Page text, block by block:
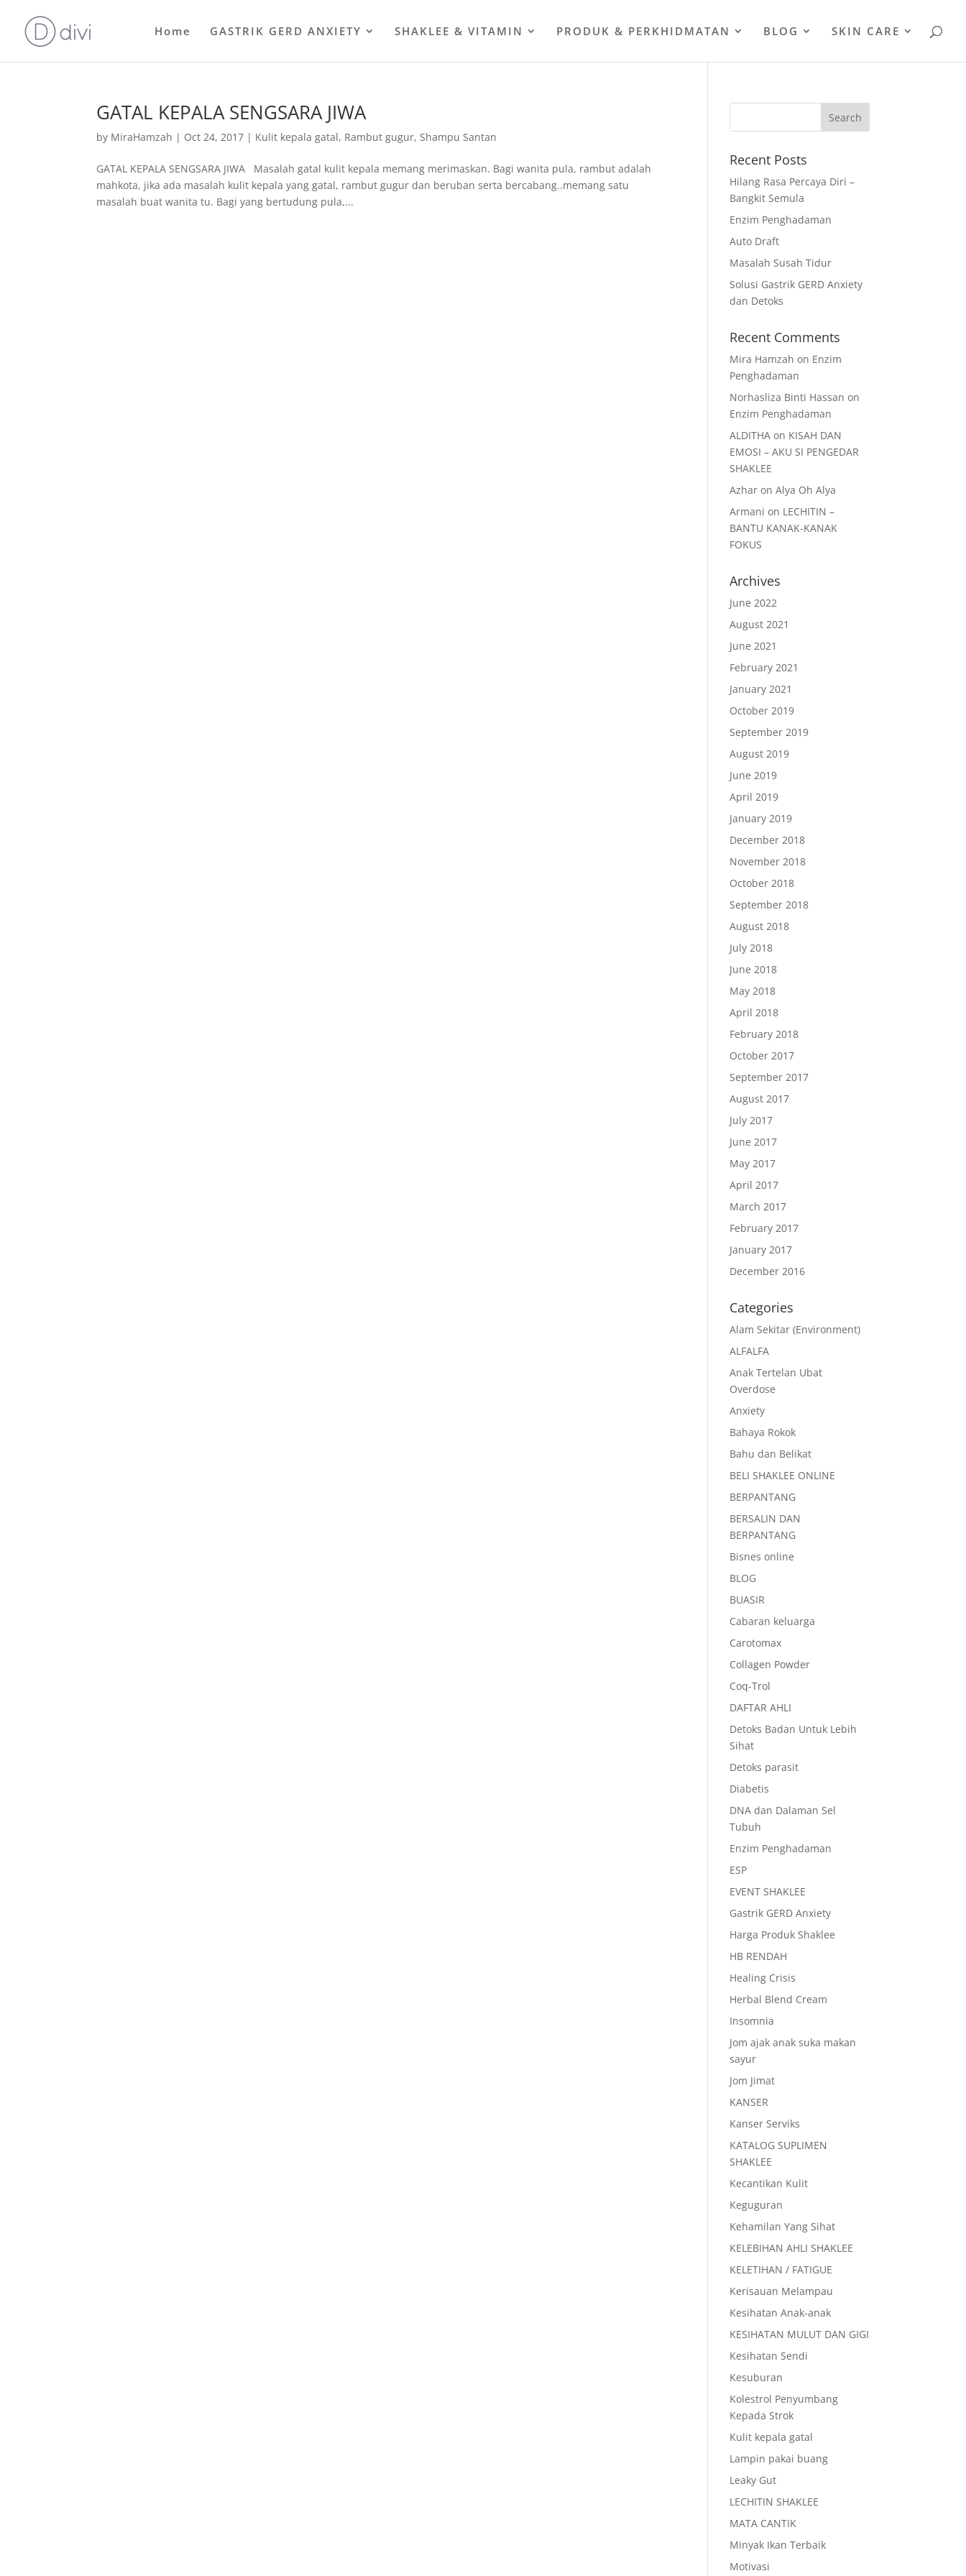
Home GASTRIK GERD ANXIETY SHAKLEE & VITAMIN PRODUK & PERKHIDMATAN BLOG SKIN CARE
GATAL KEPALA SENGSARA JIWA
by MiraHamzah | Oct 24, 2017 | Kulit kepala gatal, Rambut gugur,Shampu Santan
GATAL KEPALA SENGSARA JIWA Masalah gatal kulit kepala memang merimaskan. Bagi wanita pula, rambut adalah
mahkota, jika ada masalah kulit kepala yang gatal, rambut gugur dan beruban serta bercabang..memang satu
masalah buat wanita tu. Bagi yang bertudung pula,...
Recent Posts
Hilang Rasa Percaya Diri –
Bangkit Semula
Enzim Penghadaman
Auto Draft
Masalah Susah Tidur
Solusi Gastrik GERD Anxiety
dan Detoks
Recent Comments
Mira Hamzah on Enzim
Penghadaman
Norhasliza Binti Hassan on
Enzim Penghadaman
ALDITHA on KISAH DAN
EMOSI – AKU SI PENGEDAR
SHAKLEE
Azhar onAlya Oh Alya
Armani on LECHITIN –
BANTU KANAK-KANAK
FOKUS
Archives
June 2022
August 2021
June 2021
February 2021
January 2021
October 2019
September 2019
August 2019
June 2019
April 2019
January 2019
December 2018
November 2018
October 2018
September 2018
August 2018
July 2018
June 2018
May 2018
April 2018
February 2018
October 2017
September 2017
August 2017
July 2017
June 2017
May 2017
April 2017
March 2017
February 2017
January 2017
December 2016
Categories
Alam Sekitar (Environment)
ALFALFA
Anak Tertelan Ubat
Overdose
Anxiety
Bahaya Rokok
Bahu dan Belikat
BELI SHAKLEE ONLINE
BERPANTANG
BERSALIN DAN
BERPANTANG
Bisnes online
BLOG
BUASIR
Cabaran keluarga
Carotomax
Collagen Powder
Coq-Trol
DAFTAR AHLI
Detoks Badan Untuk Lebih
Sihat
Detoks parasit
Diabetis
DNA dan Dalaman Sel
Tubuh
Enzim Penghadaman
ESP
EVENT SHAKLEE
Gastrik GERD Anxiety
Harga Produk Shaklee
HB RENDAH
Healing Crisis
Herbal Blend Cream
Insomnia
Jom ajak anak suka makan
sayur
Jom Jimat
KANSER
Kanser Serviks
KATALOG SUPLIMEN
SHAKLEE
Kecantikan Kulit
Keguguran
Kehamilan Yang Sihat
KELEBIHAN AHLI SHAKLEE
KELETIHAN / FATIGUE
Kerisauan Melampau
Kesihatan Anak-anak
KESIHATAN MULUT DAN GIGI
Kesihatan Sendi
Kesuburan
Kolestrol Penyumbang
Kepada Strok
Kulit kepala gatal
Lampin pakai buang
Leaky Gut
LECHITIN SHAKLEE
MATA CANTIK
Minyak Ikan Terbaik
Motivasi